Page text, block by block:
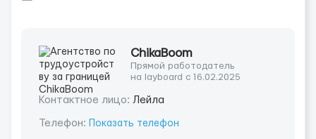
ChikaBoom
Прямой работодатель
на layboard с 16.02.2025
Контактное лицо: Лейла
Телефон: Показать телефон